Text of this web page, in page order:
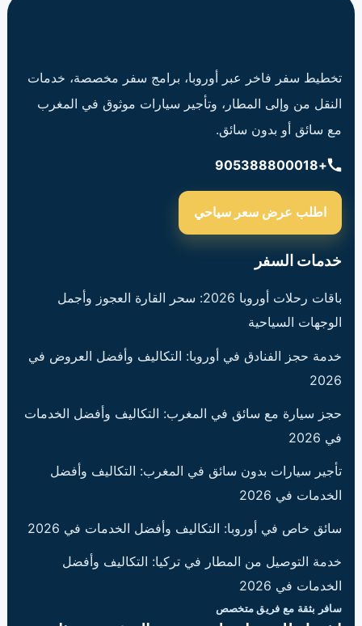
تخطيط سفر فاخر عبر أوروبا، برامج سفر مخصصة، خدمات
النقل من وإلى المطار، وتأجير سيارات موثوق في المغرب
مع سائق أو بدون سائق.
+905388800018
اطلب عرض سعر سياحي
خدمات السفر
باقات رحلات أوروبا 2026: سحر القارة العجوز وأجمل
الوجهات السياحية
خدمة حجز الفنادق في أوروبا: التكاليف وأفضل العروض في
2026
حجز سيارة مع سائق في المغرب: التكاليف وأفضل الخدمات
في 2026
تأجير سيارات بدون سائق في المغرب: التكاليف وأفضل
الخدمات في 2026
سائق خاص في أوروبا: التكاليف وأفضل الخدمات في 2026
خدمة التوصيل من المطار في تركيا: التكاليف وأفضل
الخدمات في 2026
سافر بثقة مع فريق متخصص